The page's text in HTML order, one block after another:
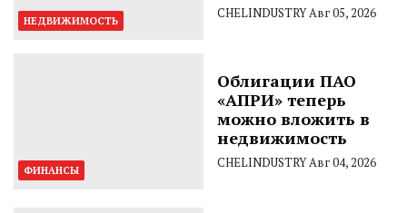
НЕДВИЖИМОСТЬ CHELINDUSTRYАвг 05, 2026
ФИНАНСЫ
Облигации ПАО
«АПРИ» теперь
можно вложить в
недвижимость
CHELINDUSTRYАвг 04, 2026